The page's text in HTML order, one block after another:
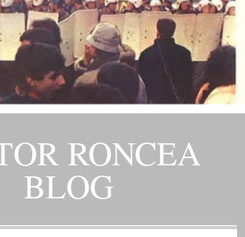
RONCEA
BLOG